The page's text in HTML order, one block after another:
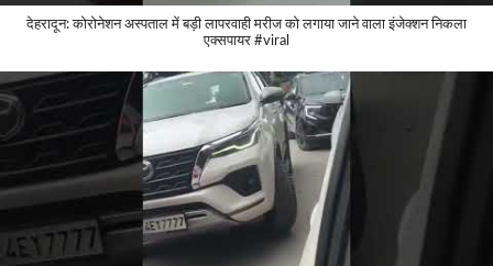
देहरादून: कोरोनेशन अस्पताल में बड़ी लापरवाही मरीज को लगाया जाने वाला इंजेक्शन निकला
एक्सपायर #viral